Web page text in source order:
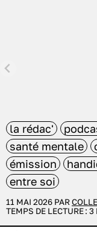
la rédac'
santé mentale
émission
entre soi
11 MAI 2026 PAR
TEMPS DE LECTURE : 3